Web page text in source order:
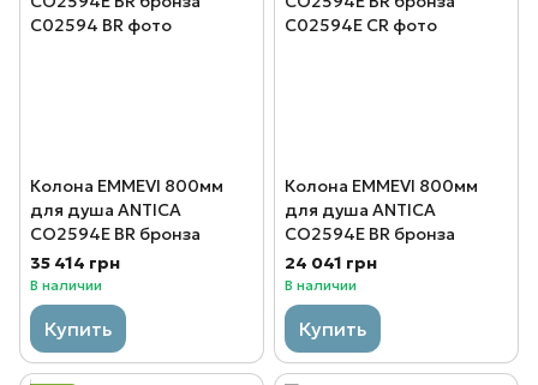
Колона EMMEVI 800мм
для душа ANTICA
CO2594Е BR бронза
35 414 грн
В наличии
Купить
Колона EMMEVI 800мм
для душа ANTICA
CO2594Е BR бронза
24 041 грн
В наличии
Купить